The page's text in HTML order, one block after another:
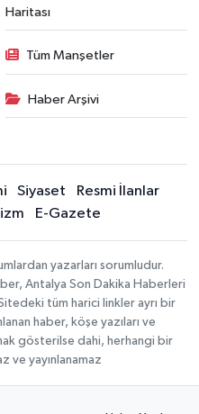
Haritası
Tüm Manşetler
Haber Arşivi
Siyaset
Resmi İlanlar
E-Gazete
yazarları sorumludur.
Antalya Son Dakika Haberleri
tüm harici linkler ayrı bir
haber, köşe yazıları ve
gösterilse dahi, herhangi bir
ve yayınlanamaz